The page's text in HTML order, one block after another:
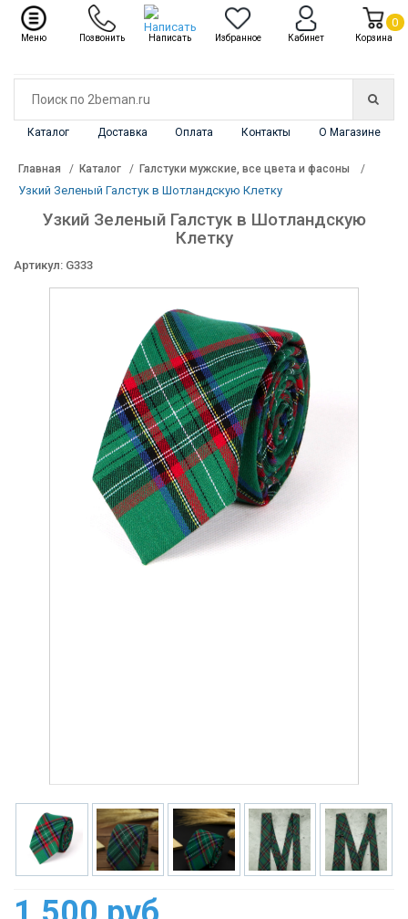
Каталог Доставка Оплата Контакты О Магазине
Каталог ✖
Главная Каталог Галстуки мужские, все цвета и фасоны
Узкий Зеленый Галстук в Шотландскую Клетку
Узкий Зеленый Галстук в Шотландскую
Клетку
Артикул: G333
Меню Позвонить Написать Избранное Кабинет Корзина
0